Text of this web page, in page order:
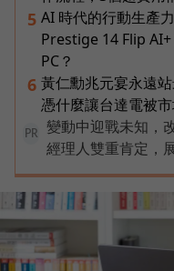
5 AI 時代的行動生產
Prestige 14 Flip
PC？
6 黃仁勳兆元宴永遠
憑什麼讓台達電被
PR
變動中迎戰未知，
經理人雙重肯定，